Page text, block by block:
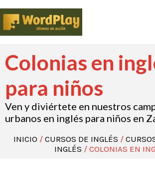
Colonias en
para niños
Ven y diviértete en nuestros
urbanos en inglés para niños en
INICIO / CURSOS DE INGLÉS /
INGLÉS / COLONIAS EN